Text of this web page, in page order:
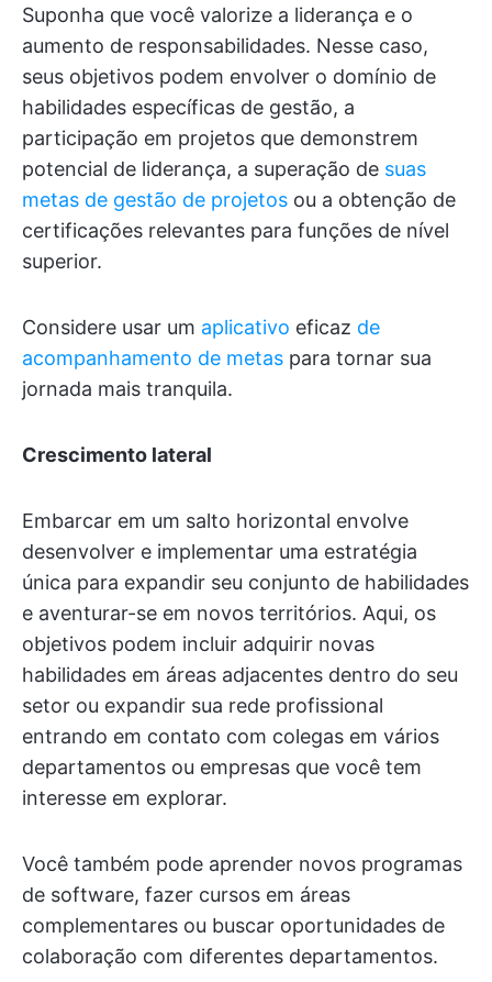
Suponha que você valorize a liderança e o
aumento de responsabilidades. Nesse caso,
seus objetivos podem envolver o domínio de
habilidades específicas de gestão, a
participação em projetos que demonstrem
potencial de liderança, a superação de suas
metas de gestão de projetos ou a obtenção de
certificações relevantes para funções de nível
superior.
Considere usar um aplicativo eficaz de
acompanhamento de metas para tornar sua
jornada mais tranquila.
Crescimento lateral
Embarcar em um salto horizontal envolve
desenvolver e implementar uma estratégia
única para expandir seu conjunto de habilidades
e aventurar-se em novos territórios. Aqui, os
objetivos podem incluir adquirir novas
habilidades em áreas adjacentes dentro do seu
setor ou expandir sua rede profissional
entrando em contato com colegas em vários
departamentos ou empresas que você tem
interesse em explorar.
Você também pode aprender novos programas
de software, fazer cursos em áreas
complementares ou buscar oportunidades de
colaboração com diferentes departamentos.